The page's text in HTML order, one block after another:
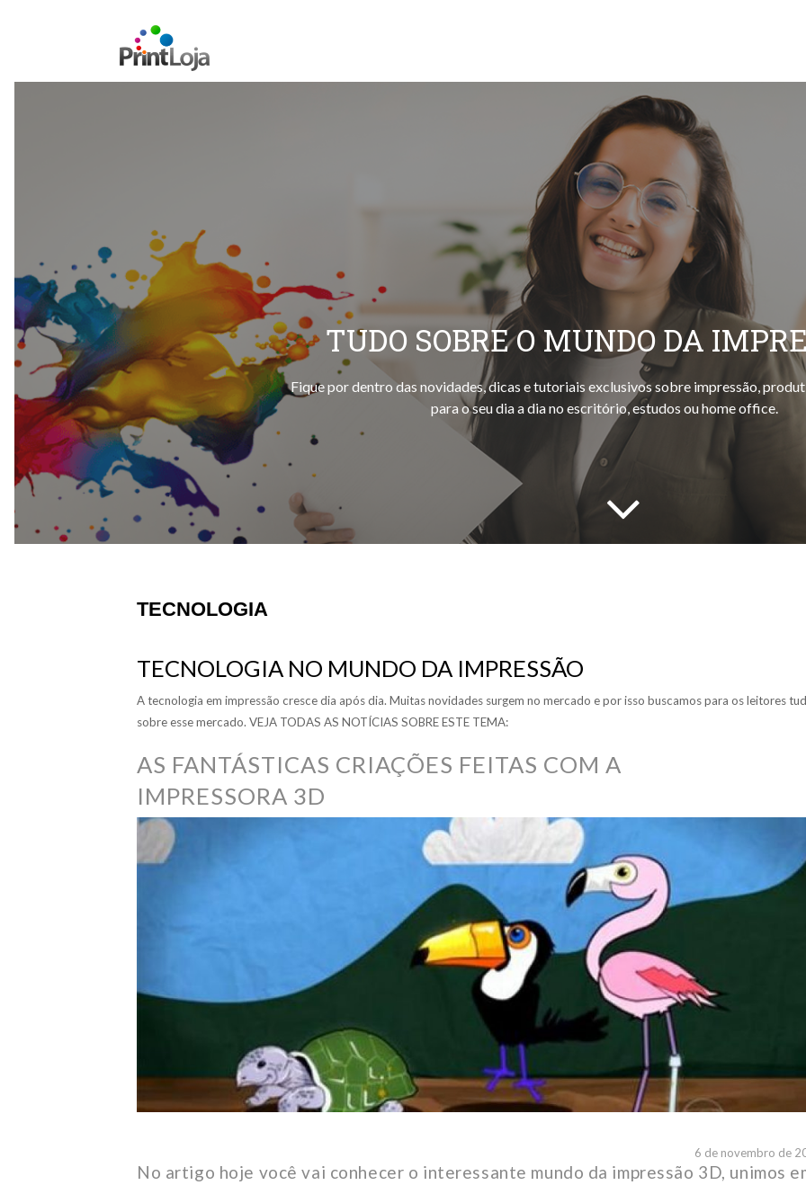
TUDO SOBRE O MUNDO DA
Fique por dentro das novidades, dicas e tutoriais exclusivos sobre impressão,
para o seu dia a dia no escritório, estudos ou home office.
TECNOLOGIA
TECNOLOGIA NO MUNDO DA IMPRESSÃO
A tecnologia em impressão cresce dia após dia. Muitas novidades surgem no mercado e por isso buscamos para os leitores
sobre esse mercado. VEJA TODAS AS NOTÍCIAS SOBRE ESTE TEMA:
AS FANTÁSTICAS CRIAÇÕES FEITAS COM A
IMPRESSORA 3D
6 de novembro de
No artigo hoje você vai conhecer o interessante mundo da impressão 3D, unimos